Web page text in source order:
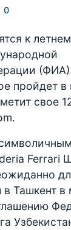
0
к
пройдет в
свое
Ferrari
в Ташкент